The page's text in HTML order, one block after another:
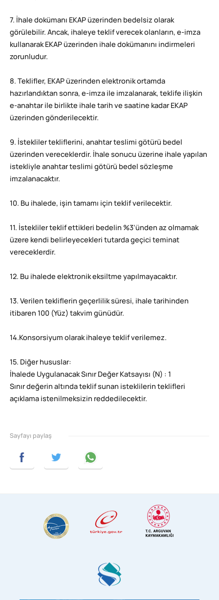
7. İhale dokümanı EKAP üzerinden bedelsiz olarak
görülebilir. Ancak, ihaleye teklif verecek olanların, e-imza
kullanarak EKAP üzerinden ihale dokümanını indirmeleri
zorunludur.
8. Teklifler, EKAP üzerinden elektronik ortamda
hazırlandıktan sonra, e-imza ile imzalanarak, teklife ilişkin
e-anahtar ile birlikte ihale tarih ve saatine kadar EKAP
üzerinden gönderilecektir.
9. İstekliler tekliflerini, anahtar teslimi götürü bedel
üzerinden vereceklerdir. İhale sonucu üzerine ihale yapılan
istekliyle anahtar teslimi götürü bedel sözleşme
imzalanacaktır.
10. Bu ihalede, işin tamamı için teklif verilecektir.
11. İstekliler teklif ettikleri bedelin %3’ünden az olmamak
üzere kendi belirleyecekleri tutarda geçici teminat
vereceklerdir.
12. Bu ihalede elektronik eksiltme yapılmayacaktır.
13. Verilen tekliflerin geçerlilik süresi, ihale tarihinden
itibaren 100 (Yüz) takvim günüdür.
14.Konsorsiyum olarak ihaleye teklif verilemez.
15. Diğer hususlar:
İhalede Uygulanacak Sınır Değer Katsayısı (N) : 1
Sınır değerin altında teklif sunan isteklilerin teklifleri
açıklama istenilmeksizin reddedilecektir.
Sayfayı paylaş